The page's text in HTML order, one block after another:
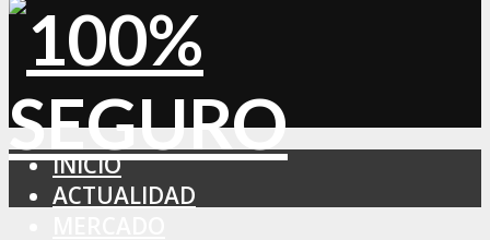
INICIO
ACTUALIDAD